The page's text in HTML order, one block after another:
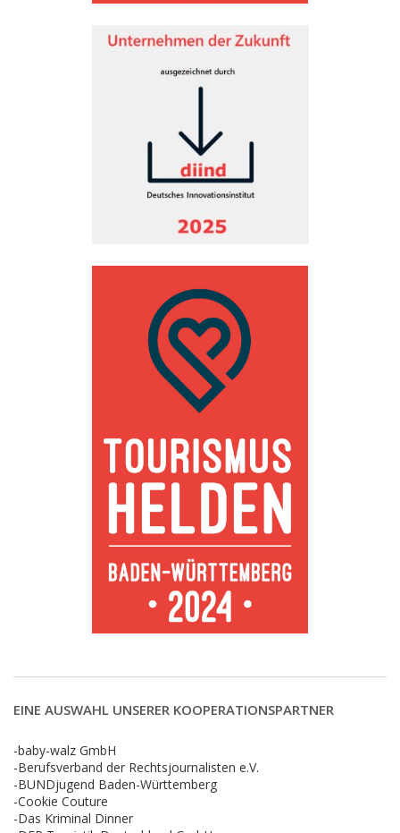
EINE AUSWAHL UNSERER KOOPERATIONSPARTNER
-baby-walz GmbH
-Berufsverband der Rechtsjournalisten e.V.
-BUNDjugend Baden-Württemberg
-Cookie Couture
-Das Kriminal Dinner